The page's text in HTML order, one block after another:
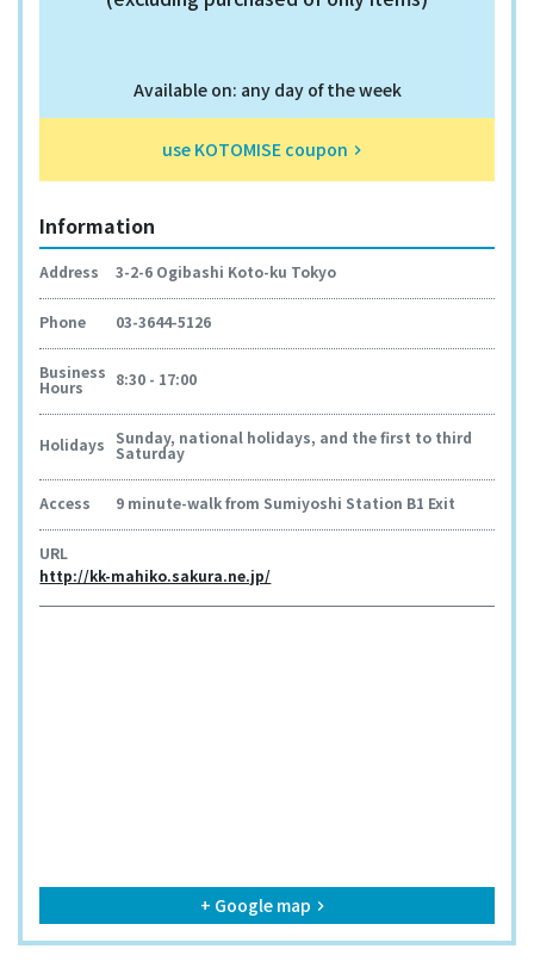
Available on: any day of the week
use KOTOMISE coupon keyboard_arrow_right
Information
Address 3-2-6 Ogibashi Koto-ku Tokyo
Phone 03-3644-5126
Business
Hours 8:30 - 17:00
Holidays Sunday, national holidays, and the first to third
Saturday
Access 9 minute-walk from Sumiyoshi Station B1 Exit
URL
http://kk-mahiko.sakura.ne.jp/
+ Google map keyboard_arrow_right